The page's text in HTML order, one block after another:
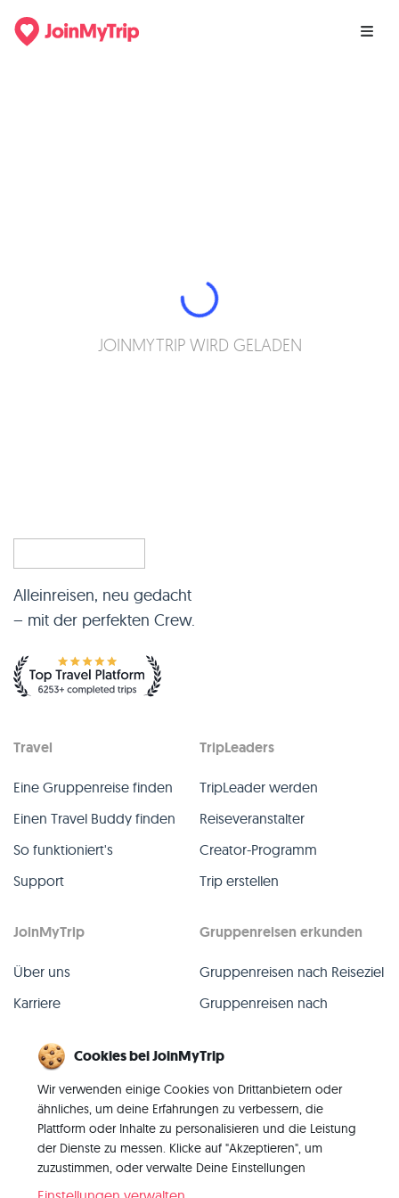
JOINMYTRIP WIRD GELADEN
Alleinreisen, neu gedacht
– mit der perfekten Crew.
Travel
Eine Gruppenreise finden
Einen Travel Buddy finden
So funktioniert's
Support
TripLeaders
TripLeader werden
Reiseveranstalter
Creator-Programm
Trip erstellen
JoinMyTrip
Über uns
Karriere
Blog
Kontakt
Gruppenreisen erkunden
Gruppenreisen nach Reiseziel
Gruppenreisen nach
Alle Gruppenreisen
Vergangene Gruppenreisen
Alle Kategorien
Cookies bei JoinMyTrip
Wir verwenden einige Cookies von Drittanbietern oder
ähnliches, um deine Erfahrungen zu verbessern, die
Plattform oder Inhalte zu personalisieren und die Leistung
der Dienste zu messen. Klicke auf "Akzeptieren", um
zuzustimmen, oder verwalte Deine Einstellungen